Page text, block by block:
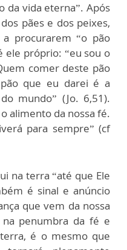
da vida eterna”. Após
pães e dos peixes,
a procurarem “o pão
ele próprio: “eu sou o
comer deste pão
que eu darei é a
mundo” (Jo. 6,51).
alimento da nossa fé.
para sempre” (cf
na terra “até que Ele
é sinal e anúncio
que vem da nossa
penumbra da fé e
é o mesmo que